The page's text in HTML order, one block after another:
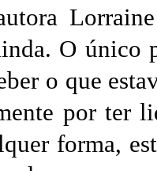
O único
o que
por ter
forma,